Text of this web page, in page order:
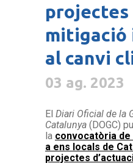
projectes
mitigació
al canvi
03 ag. 2023
El Diari Oficial de la
Catalunya (DOGC)
la convocatòria
a ens locals de
projectes